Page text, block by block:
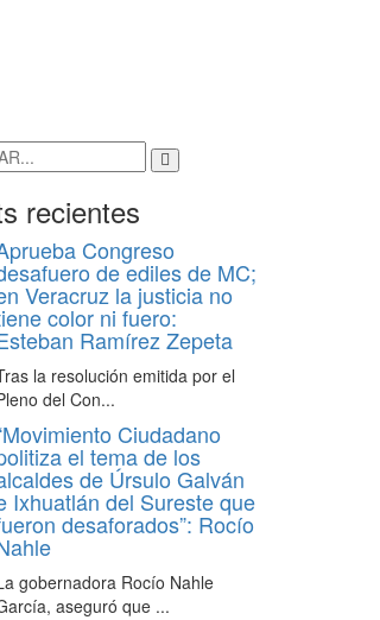
recientes
Congreso
de ediles de MC;
Veracruz la justicia no
color ni fuero:
Ramírez Zepeta
la resolución emitida por el
del Con...
Ciudadano
el tema de los
de Úrsulo Galván
Ixhuatlán del Sureste que
desaforados”: Rocío
gobernadora Rocío Nahle
aseguró que ...